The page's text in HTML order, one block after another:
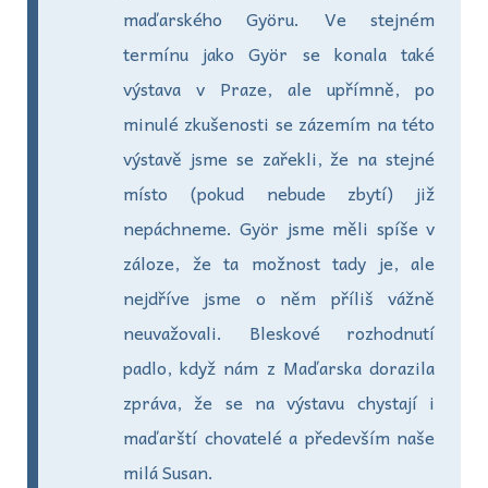
maďarského Györu. Ve stejném
termínu jako Györ se konala také
výstava v Praze, ale upřímně, po
minulé zkušenosti se zázemím na této
výstavě jsme se zařekli, že na stejné
místo (pokud nebude zbytí) již
nepáchneme. Györ jsme měli spíše v
záloze, že ta možnost tady je, ale
nejdříve jsme o něm příliš vážně
neuvažovali. Bleskové rozhodnutí
padlo, když nám z Maďarska dorazila
zpráva, že se na výstavu chystají i
maďarští chovatelé a především naše
milá Susan.